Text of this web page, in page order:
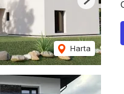
Harta
Next